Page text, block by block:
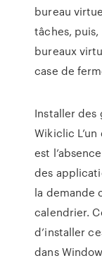
bureau
tâches, puis,
bureaux
case de
Installer des
Wikiclic
est
des
la demande
calendrier.
d’installer
dans